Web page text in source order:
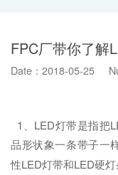
FPC厂带你了解
Date：2018-05-25
1、LED灯带是指把
品形状象一条带子一
性LED灯带和LED硬